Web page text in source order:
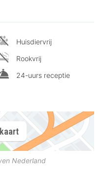
Huisdiervrij
Rookvrij
24-uurs receptie
Nederland